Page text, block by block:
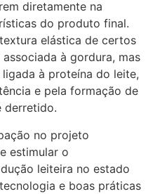
diretamente na
do produto final.
elástica de certos
à gordura, mas
à proteína do leite,
e pela formação de
derretido.
no projeto
estimular o
leiteira no estado
e boas práticas